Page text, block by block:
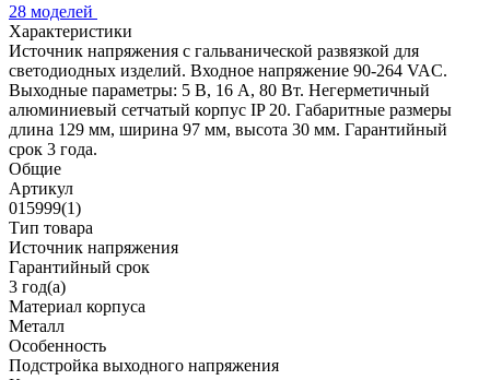
28 моделей
Характеристики
Источник напряжения с гальванической развязкой для
светодиодных изделий. Входное напряжение 90-264 VAC.
Выходные параметры: 5 В, 16 А, 80 Вт. Негерметичный
алюминиевый сетчатый корпус IP 20. Габаритные размеры
длина 129 мм, ширина 97 мм, высота 30 мм. Гарантийный
срок 3 года.
Общие
Артикул
015999(1)
Тип товара
Источник напряжения
Гарантийный срок
3 год(а)
Материал корпуса
Металл
Особенность
Подстройка выходного напряжения